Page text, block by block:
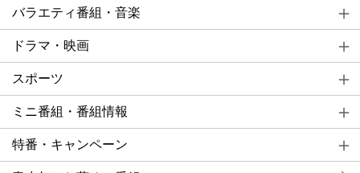
バラエティ番組・音楽
ドラマ・映画
スポーツ
ミニ番組・番組情報
特番・キャンペーン